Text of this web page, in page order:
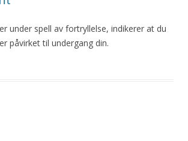
under spell av fortryllelse, indikerer at du
påvirket til undergang din.